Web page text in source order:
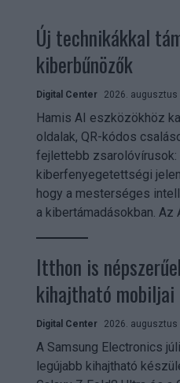
Új technikákkal
kiberbűnözők
Digital Center 2026. augusztus
Hamis AI eszközökhöz
oldalak, QR-kódos
fejlettebb zsarolóvírusok:
kiberfenyegetettségi
hogy a mesterséges
a kibertámadásokban. Az
Itthon is
kihajtható mobiljai
Digital Center 2026. augusztus
A Samsung Electronics
legújabb kihajtható